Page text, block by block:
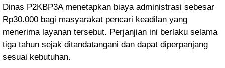
Dinas P2KBP3A menetapkan biaya administrasi sebesar
Rp30.000 bagi masyarakat pencari keadilan yang
menerima layanan tersebut. Perjanjian ini berlaku selama
tiga tahun sejak ditandatangani dan dapat diperpanjang
sesuai kebutuhan.